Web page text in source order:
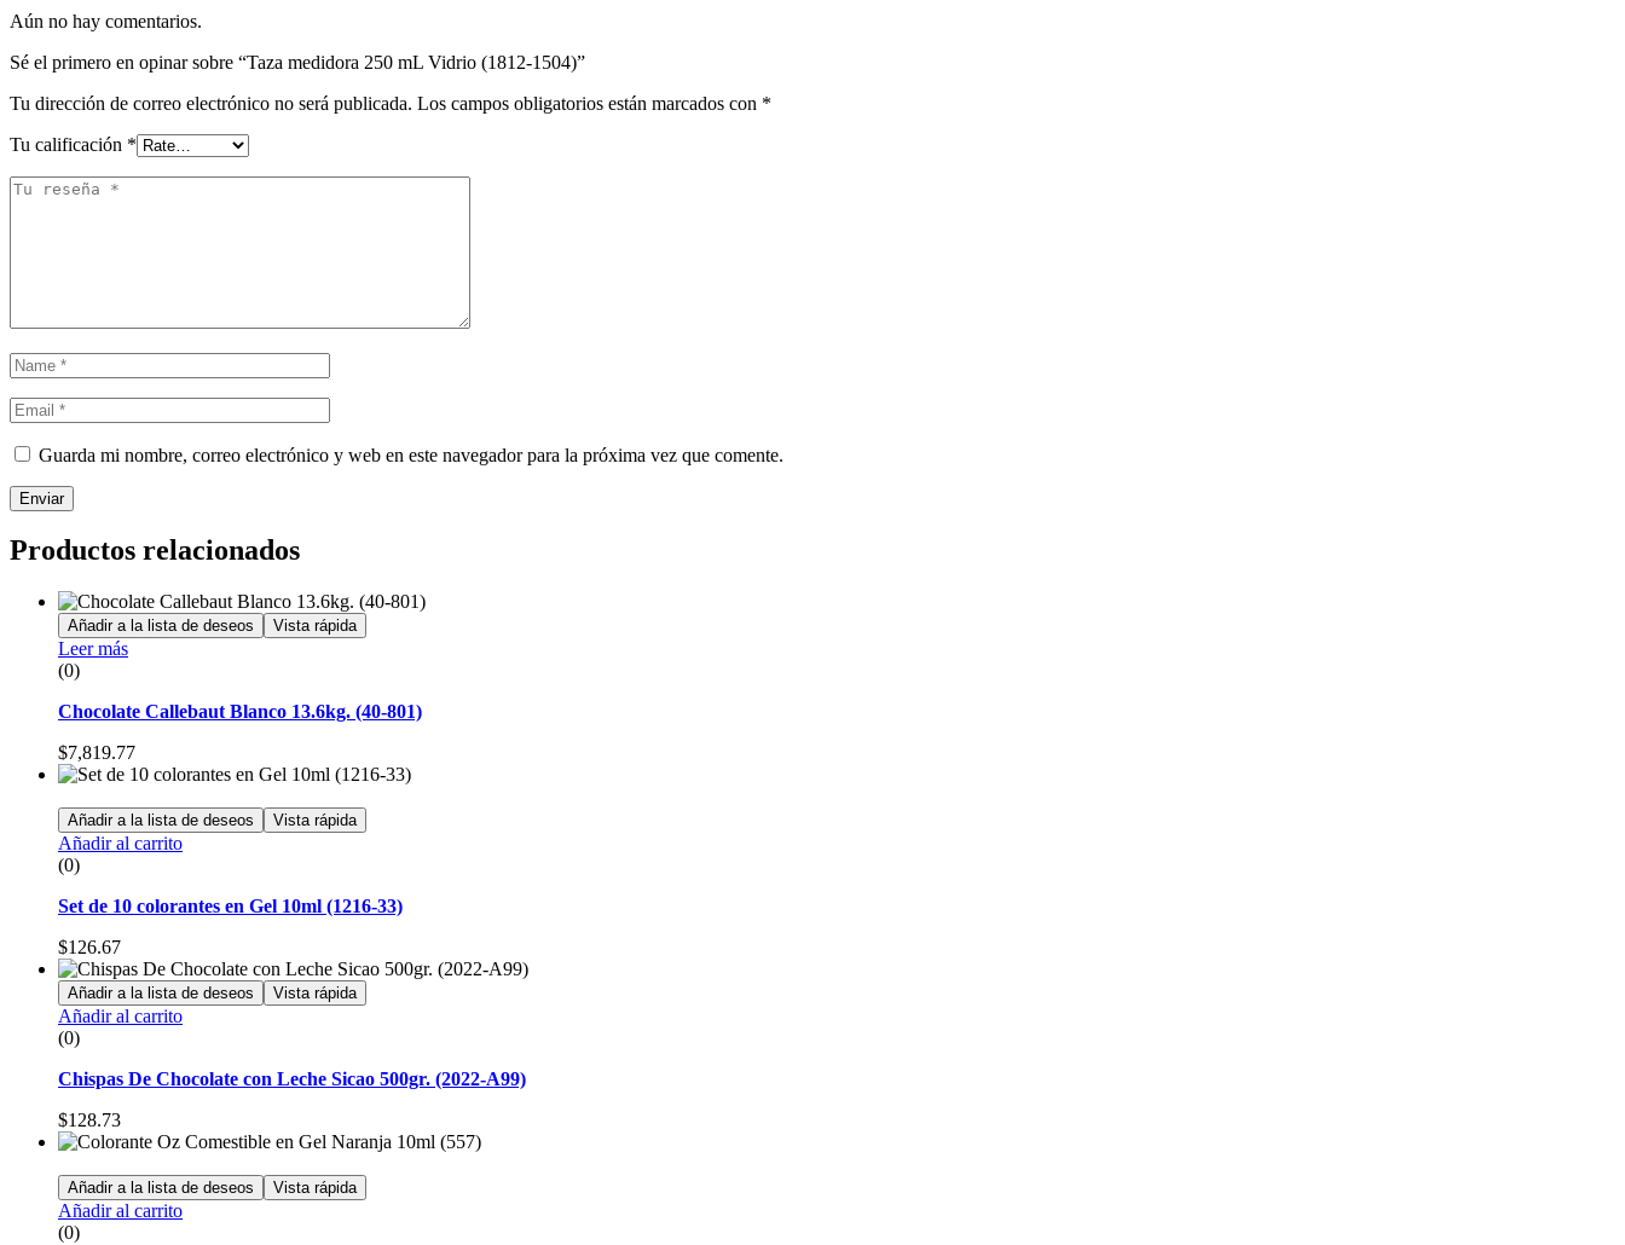
Aún no hay comentarios.
Sé el primero en opinar sobre “Taza medidora 250 mL Vidrio (1812-1504)”
Tu dirección de correo electrónico no será publicada. Los campos obligatorios están marcados con *
Tu calificación *
Guarda mi nombre, correo electrónico y web en este navegador para la próxima vez que comente.
Enviar
Productos relacionados
Añadir a la lista de deseos Vista rápida
Leer más
(0)
Chocolate Callebaut Blanco 13.6kg. (40-801)
$7,819.77
Añadir a la lista de deseos Vista rápida
Añadir al carrito
(0)
Set de 10 colorantes en Gel 10ml (1216-33)
$126.67
Añadir a la lista de deseos Vista rápida
Añadir al carrito
(0)
Chispas De Chocolate con Leche Sicao 500gr. (2022-A99)
$128.73
Añadir a la lista de deseos Vista rápida
Añadir al carrito
(0)